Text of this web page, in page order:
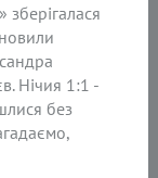
Нічия 1:1 -
без